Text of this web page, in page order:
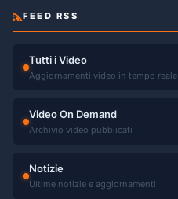
FEED RSS
Tutti i Video
Aggiornamenti video in tempo reale
Video On Demand
Archivio video pubblicati
Notizie
Ultime notizie e aggiornamenti